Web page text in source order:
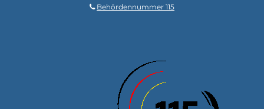
Behördennummer 115